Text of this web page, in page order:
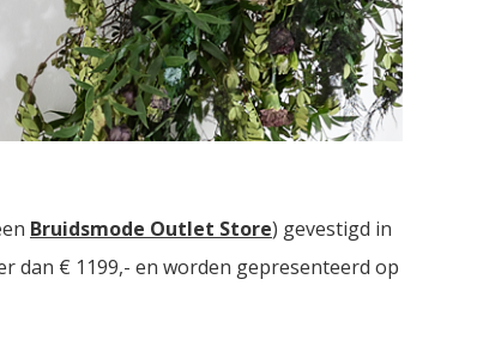
met in totaal meer dan2000
Bruidsmode Outlet Store) gevestigd in
dan € 1199,- en worden gepresenteerd op